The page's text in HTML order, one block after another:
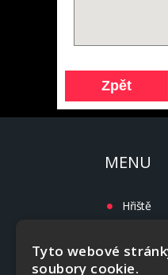
MENU
Hřiště
Liga
Tyto webové
soubory cookie.